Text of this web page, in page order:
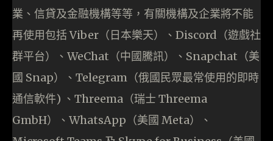
業、信貸及金融機構等等，有關機構及企業將不能
再使用包括 Viber（日本樂天）、Discord（遊戲社
群平台）、WeChat（中國騰訊）、Snapchat（美
國 Snap）、Telegram（俄國民眾最常使用的即時
通信軟件) 、Threema（瑞士 Threema
GmbH）、WhatsApp（美國 Meta）、